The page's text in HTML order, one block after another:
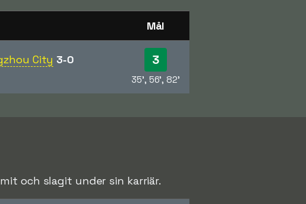
Mål
City 3-0 3
35', 56', 82'
och slagit under sin karriär.